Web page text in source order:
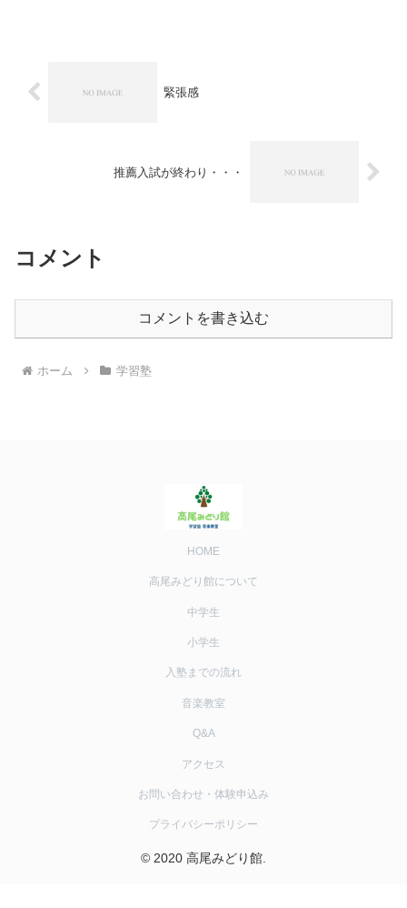
緊張感
推薦入試が終わり・・・
コメント
コメントを書き込む
ホーム 学習塾
HOME
高尾みどり館について
中学生
小学生
入塾までの流れ
音楽教室
Q&A
アクセス
お問い合わせ・体験申込み
プライバシーポリシー
© 2020 高尾みどり館.